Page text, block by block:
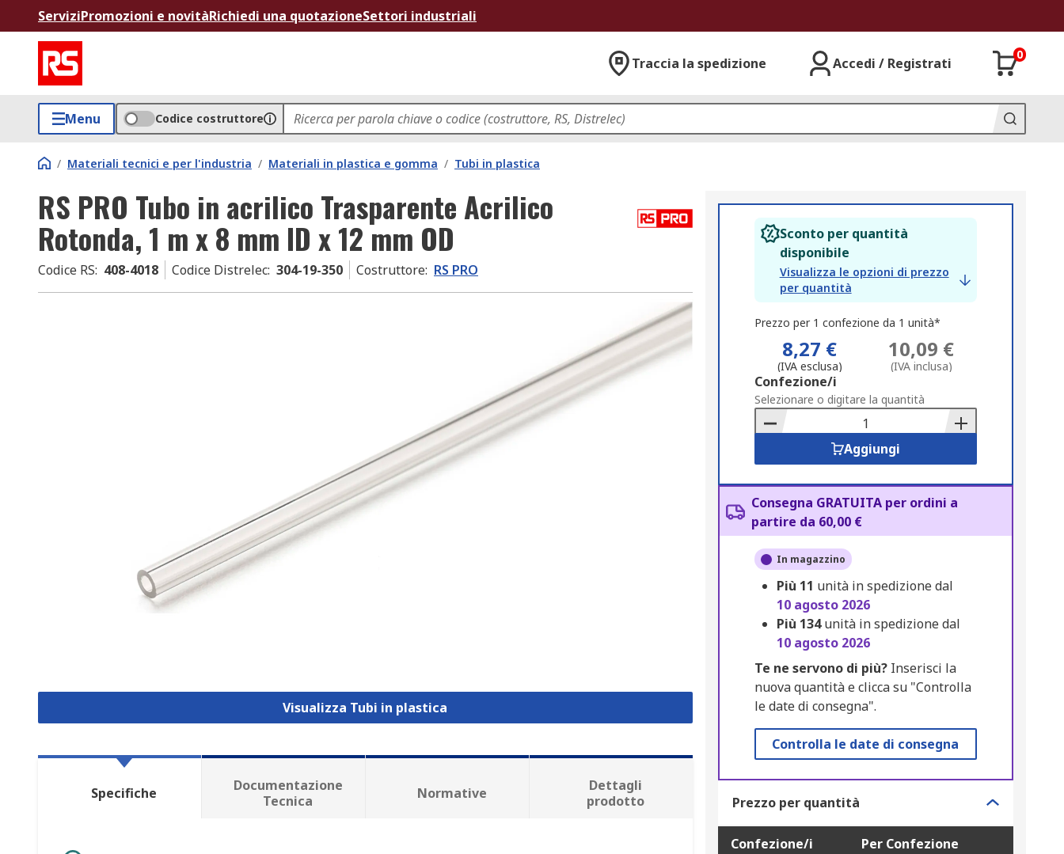
ServiziPromozioni e novitàRichiedi una quotazioneSettori industriali
Traccia la spedizione Accedi / Registrati
0
Menu Codice costruttore
/ Materiali tecnici e per l'industria / Materiali in plastica e gomma / Tubi in plastica
RS PRO Tubo in acrilico Trasparente Acrilico
Rotonda, 1 m x 8 mm ID x 12 mm OD
Codice RS: 408-4018 Codice Distrelec: 304-19-350 Costruttore: RS PRO
Visualizza Tubi in plastica
Sconto per quantità
disponibile
Visualizza le opzioni di prezzo
per quantità
Prezzo per 1 confezione da 1 unità*
8,27 €
(IVA esclusa)
10,09 €
(IVA inclusa)
Add
to
Basket
Confezione/i
Selezionare o digitare la quantità
Aggiungi
Consegna GRATUITA per ordini a
partire da 60,00 €
In magazzino
Più 11 unità in spedizione dal
10 agosto 2026
Più 134unità in spedizione dal
10 agosto 2026
Te ne servono di più?Inserisci la
nuova quantità e clicca su "Controlla
le date di consegna".
Controlla le date di consegna
Prezzo per quantità
Confezione/i Per Confezione
Specifiche
Documentazione
Tecnica
Normative
Dettagli
prodotto